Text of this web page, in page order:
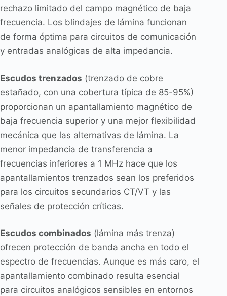
rechazo limitado del campo magnético de baja
frecuencia. Los blindajes de lámina funcionan
de forma óptima para circuitos de comunicación
y entradas analógicas de alta impedancia.
Escudos trenzados (trenzado de cobre
estañado, con una cobertura típica de 85-95%)
proporcionan un apantallamiento magnético de
baja frecuencia superior y una mejor flexibilidad
mecánica que las alternativas de lámina. La
menor impedancia de transferencia a
frecuencias inferiores a 1 MHz hace que los
apantallamientos trenzados sean los preferidos
para los circuitos secundarios CT/VT y las
señales de protección críticas.
Escudos combinados (lámina más trenza)
ofrecen protección de banda ancha en todo el
espectro de frecuencias. Aunque es más caro, el
apantallamiento combinado resulta esencial
para circuitos analógicos sensibles en entornos